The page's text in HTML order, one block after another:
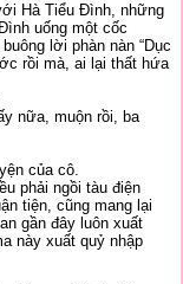
Hà Tiểu Đình, những
uống một cốc
lời phàn nàn “Dục
rồi mà, ai lại thất hứa
nữa, muộn rồi, ba
của cô.
phải ngồi tàu điện
tiện, cũng mang lại
gần đây luôn xuất
này xuất quỷ nhập